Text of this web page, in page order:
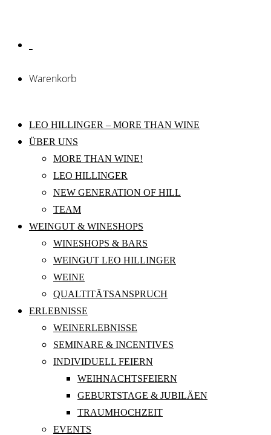
Warenkorb
LEO HILLINGER – MORE THAN WINE
ÜBER UNS
MORE THAN WINE!
LEO HILLINGER
NEW GENERATION OF HILL
TEAM
WEINGUT & WINESHOPS
WINESHOPS & BARS
WEINGUT LEO HILLINGER
WEINE
QUALTITÄTSANSPRUCH
ERLEBNISSE
WEINERLEBNISSE
SEMINARE & INCENTIVES
INDIVIDUELL FEIERN
WEIHNACHTSFEIERN
GEBURTSTAGE & JUBILÄEN
TRAUMHOCHZEIT
EVENTS